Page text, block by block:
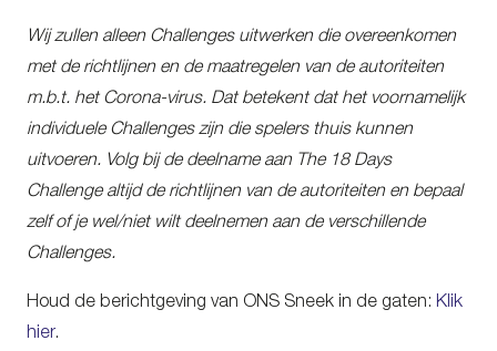
Wij zullen alleen Challenges uitwerken die overeenkomen
met de richtlijnen en de maatregelen van de autoriteiten
m.b.t. het Corona-virus. Dat betekent dat het voornamelijk
individuele Challenges zijn die spelers thuis kunnen
uitvoeren. Volg bij de deelname aan The 18 Days
Challenge altijd de richtlijnen van de autoriteiten en bepaal
zelf of je wel/niet wilt deelnemen aan de verschillende
Challenges.
Houd de berichtgeving van ONS Sneek in de gaten: Klik
hier.